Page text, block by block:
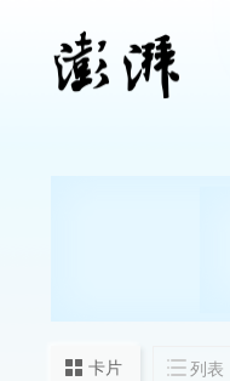
卡片 列表